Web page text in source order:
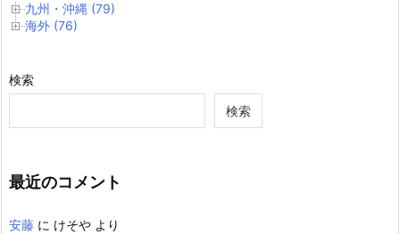
九州・沖縄 (79)
海外 (76)
検索
検索
最近のコメント
安藤 に けそや より